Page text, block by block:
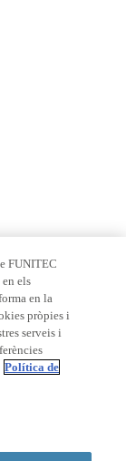
legal
FUNITEC
els
en la
pròpies i
serveis i
Política de